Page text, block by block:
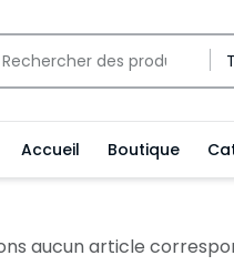
Accueil Boutique
aucun article